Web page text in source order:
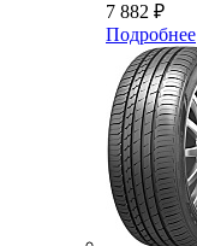
7 882 ₽
Подробнее